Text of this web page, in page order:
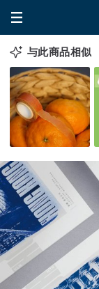
与此商品相似